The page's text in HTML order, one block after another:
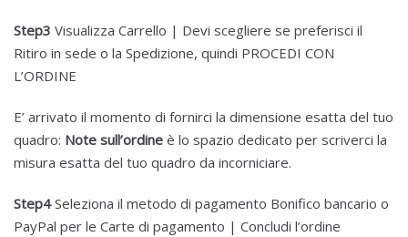
Step3 Visualizza Carrello | Devi scegliere se preferisci il
Ritiro in sede o la Spedizione, quindi PROCEDI CON
L’ORDINE
E’ arrivato il momento di fornirci la dimensione esatta del tuo
quadro: Note sull’ordine è lo spazio dedicato per scriverci la
misura esatta del tuo quadro da incorniciare.
Step4Seleziona il metodo di pagamento Bonifico bancario o
PayPal per le Carte di pagamento | Concludi l’ordine